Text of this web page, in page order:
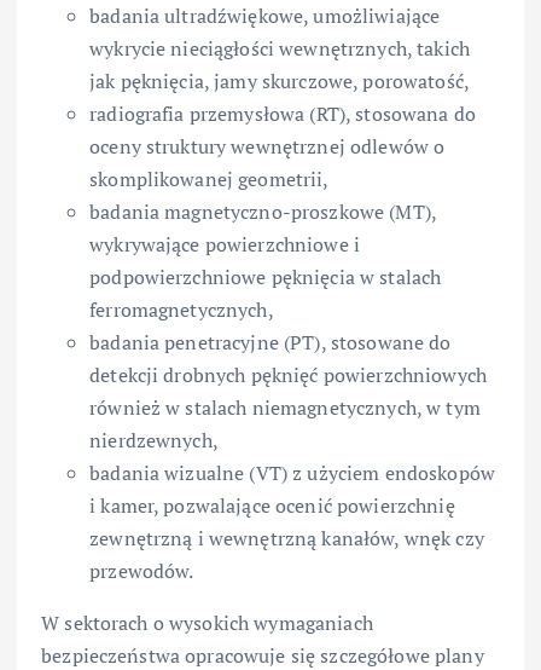
badania ultradźwiękowe, umożliwiające
wykrycie nieciągłości wewnętrznych, takich
jak pęknięcia, jamy skurczowe, porowatość,
radiografia przemysłowa (RT), stosowana do
oceny struktury wewnętrznej odlewów o
skomplikowanej geometrii,
badania magnetyczno-proszkowe (MT),
wykrywające powierzchniowe i
podpowierzchniowe pęknięcia w stalach
ferromagnetycznych,
badania penetracyjne (PT), stosowane do
detekcji drobnych pęknięć powierzchniowych
również w stalach niemagnetycznych, w tym
nierdzewnych,
badania wizualne (VT) z użyciem endoskopów
i kamer, pozwalające ocenić powierzchnię
zewnętrzną i wewnętrzną kanałów, wnęk czy
przewodów.
W sektorach o wysokich wymaganiach
bezpieczeństwa opracowuje się szczegółowe plany